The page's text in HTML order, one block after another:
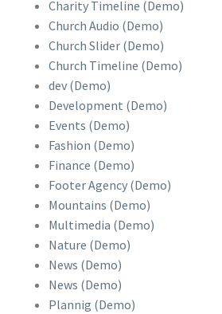
Charity Timeline (Demo)
Church Audio (Demo)
Church Slider (Demo)
Church Timeline (Demo)
dev (Demo)
Development (Demo)
Events (Demo)
Fashion (Demo)
Finance (Demo)
Footer Agency (Demo)
Mountains (Demo)
Multimedia (Demo)
Nature (Demo)
News (Demo)
News (Demo)
Plannig (Demo)